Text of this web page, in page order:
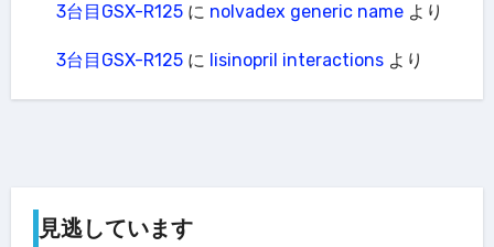
3台目GSX-R125に nolvadex generic nameより
3台目GSX-R125に lisinopril interactionsより
見逃しています